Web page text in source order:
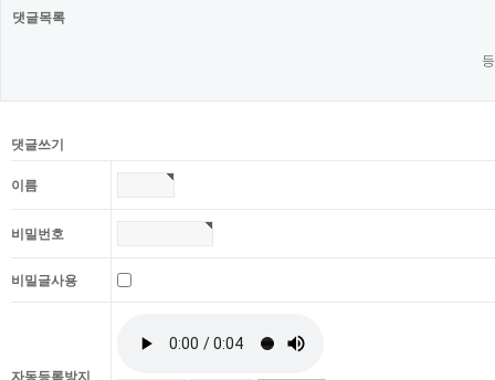
댓글목록
댓글쓰기
이름
비밀번호
비밀글사용
자동등록방지